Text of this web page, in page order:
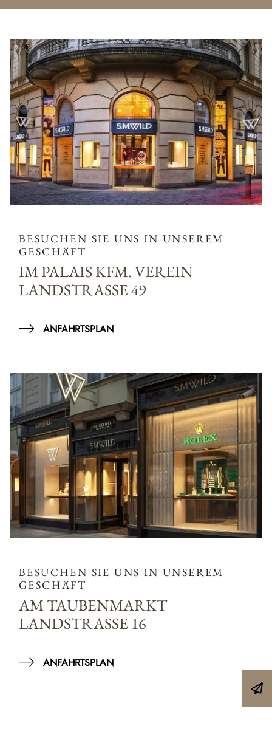
BESUCHEN SIE UNS IN UNSEREM
GESCHÄFT
IM PALAIS KFM. VEREIN
LANDSTRASSE 49
ANFAHRTSPLAN
BESUCHEN SIE UNS IN UNSEREM
GESCHÄFT
AM TAUBENMARKT
LANDSTRASSE 16
ANFAHRTSPLAN